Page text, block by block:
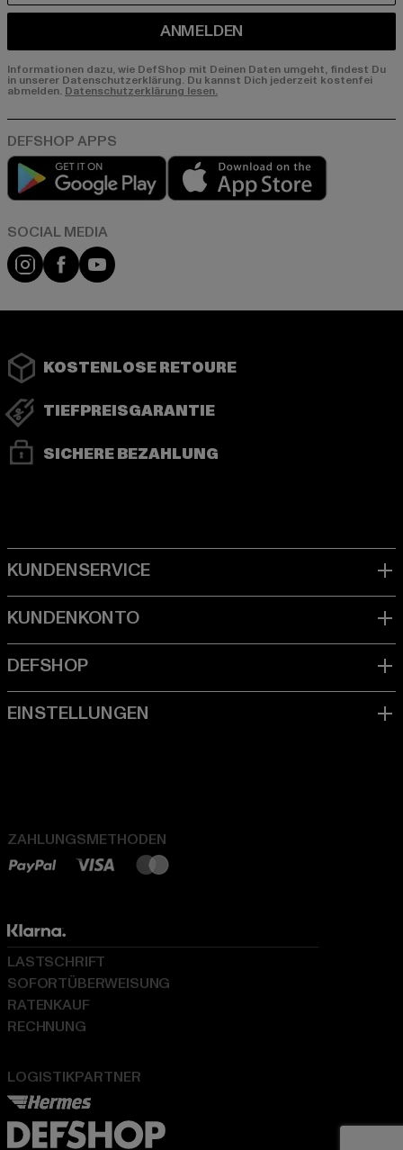
ANMELDEN
Informationen dazu, wie DefShop mit Deinen Daten umgeht, findest Du
in unserer Datenschutzerklärung. Du kannst Dich jederzeit kostenfei
abmelden. Datenschutzerklärung lesen.
Play market
Instagram
FacebookYouTube
KOSTENLOSE RETOURE
TIEFPREISGARANTIE
SICHERE BEZAHLUNG
ZAHLUNGSMETHODEN
LOGISTIKPARTNER
LASTSCHRIFT
SOFORTÜBERWEISUNG
RATENKAUF
RECHNUNG